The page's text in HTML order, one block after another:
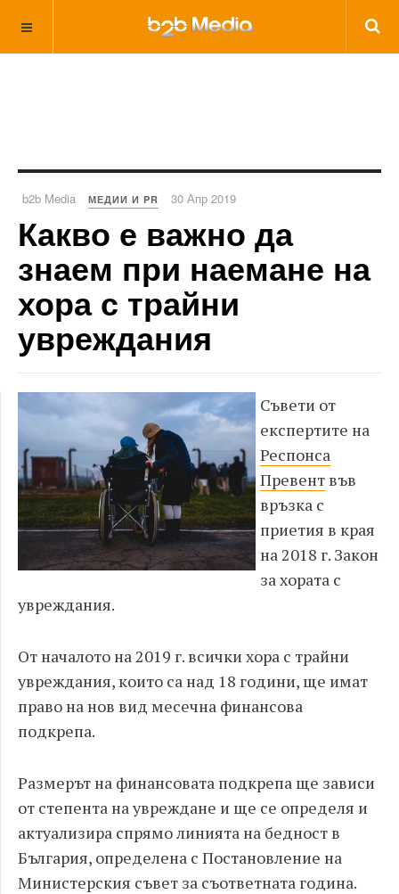
b2b Media МЕДИИ И PR 30 Апр 2019
Какво е важно да
знаем при наемане на
хора с трайни
увреждания
Съвети от
експертите на
Респонса
Превент във
връзка с
приетия в края
на 2018 г. Закон
за хората с
увреждания.
От началото на 2019 г. всички хора с трайни
увреждания, които са над 18 години, ще имат
право на нов вид месечна финансова
подкрепа.
Размерът на финансовата подкрепа ще зависи
от степента на увреждане и ще се определя и
актуализира спрямо линията на бедност в
България, определена с Постановление на
Министерския съвет за съответната година.